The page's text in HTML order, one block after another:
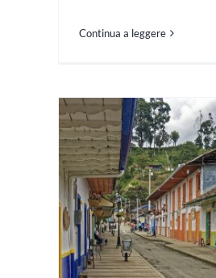
Continua a leggere